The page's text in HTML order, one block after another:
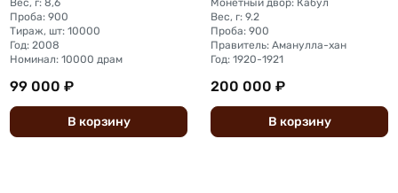
Вес, г: 8,6
Проба: 900
Тираж, шт: 10000
Год: 2008
Номинал: 10000 драм
99 000 ₽
В корзину
Монетный двор: Кабул
Вес, г: 9.2
Проба: 900
Правитель: Аманулла-хан
Год: 1920-1921
200 000 ₽
В корзину